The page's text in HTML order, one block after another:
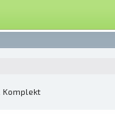
Komplekt